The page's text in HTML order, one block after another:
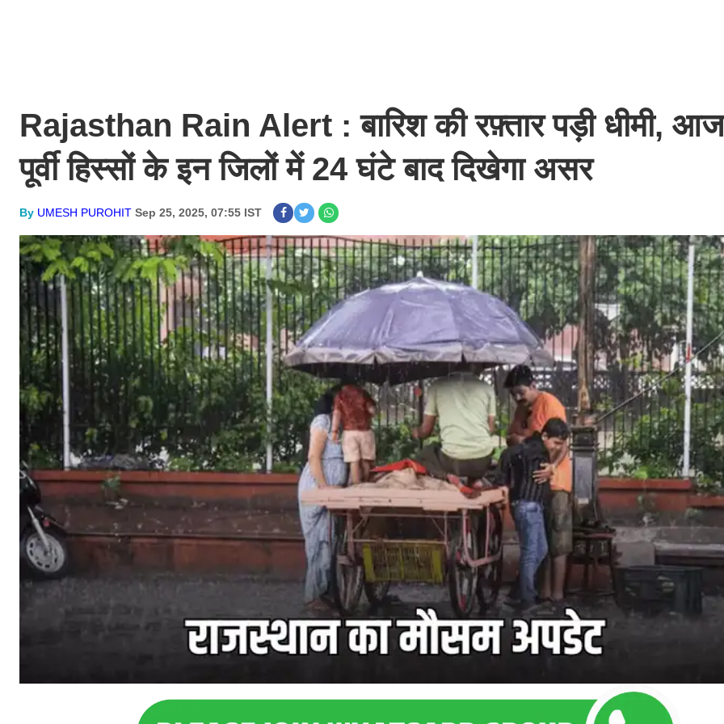
Rajasthan Rain Alert : बारिश की रफ़्तार पड़ी धीमी, आज
पूर्वी हिस्सों के इन जिलों में 24 घंटे बाद दिखेगा असर
By UMESH PUROHIT Sep 25, 2025, 07:55 IST